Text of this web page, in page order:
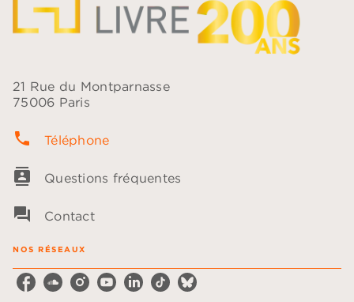
21 Rue du Montparnasse
75006 Paris
phone Téléphone
contacts Questions fréquentes
question_answer Contact
NOS RÉSEAUX